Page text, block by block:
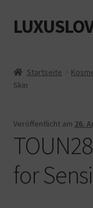
Zur
Navigation
Zum
Inhalt
Cookie-Richtlinie
Datenschutz
Impressum
Kasse
Startseite
Skin
Veröffentlicht am 26.
for